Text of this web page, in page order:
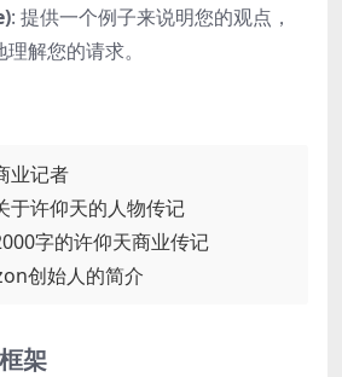
: 提供一个例子来说明您的观点，
解您的请求。
业记者
于许仰天的人物传记
字的许仰天商业传记
创始人的简介
架